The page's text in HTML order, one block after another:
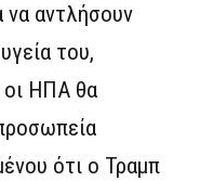
να αντλήσουν
του,
οι ΗΠΑ θα
ότι ο Τραμπ